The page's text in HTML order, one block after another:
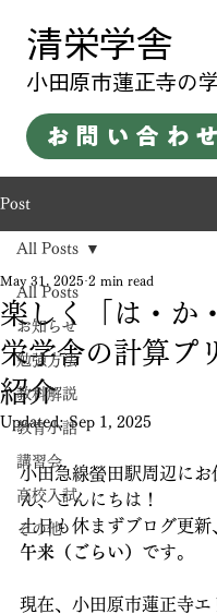
清栄学舎
小田原市蓮正寺の
お問い合わせ
Post
All Posts
お知らせ
勉強方法
教科解説
教育小話
講習会
高校入試
その他
All Posts
楽しく「は・か
栄学舎の計算プ
紹介
May 31, 2025 2 min read
Updated:Sep 1, 2025
小田急線螢田駅周辺にお
ん、こんにちは！
土日も休まずブログ更新
午来（ごらい） です。
現在、小田原市蓮正寺エ